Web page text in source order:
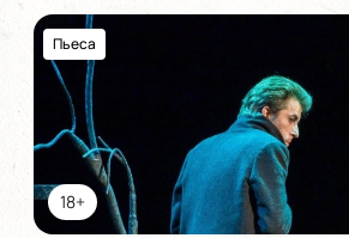
18+
Пьеса